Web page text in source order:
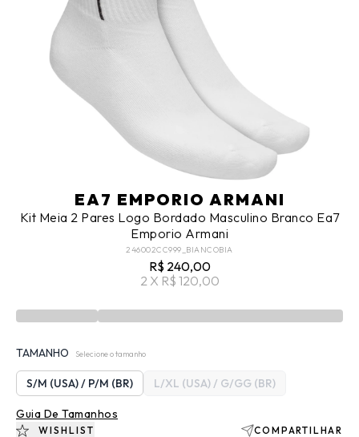
EA7 EMPORIO ARMANI
Kit Meia 2 Pares Logo Bordado Masculino Branco Ea7
Emporio Armani
246002CC999_BIANCOBIA
R$ 240,00
2 X R$ 120,00
TAMANHO Selecione o tamanho
S/M (USA) / P/M (BR) L/XL (USA) / G/GG (BR)
WISHLIST COMPARTILHAR
Guia De Tamanhos